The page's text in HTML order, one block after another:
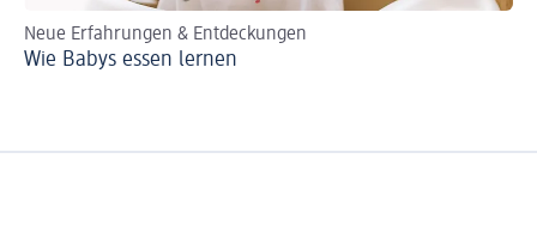
Neue Erfahrungen & Entdeckungen
Wie Babys essen lernen